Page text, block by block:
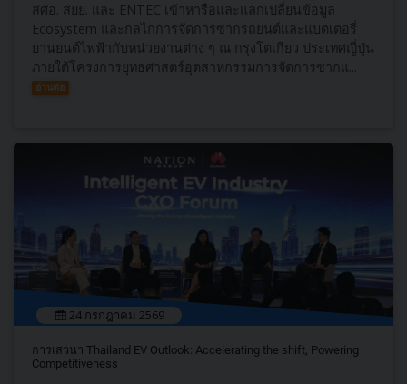
สศอ. สยย. และ ENTEC เข้าหารือและแลกเปลี่ยนข้อมูล
Ecosystem และกลไกการจัดการซากรถยนต์และแบตเตอรี่
ยานยนต์ไฟฟ้ากับหน่วยงานต่าง ๆ ณ กรุงโตเกียว ประเทศญี่ปุ่น
ภายใต้โครงการยุทธศาสตร์อุตสาหกรรมการจัดการซากแ...
อ่านต่อ
24 กรกฎาคม 2569
การเสวนา Thailand EV Outlook: Accelerating the shift, Powering
Competitiveness